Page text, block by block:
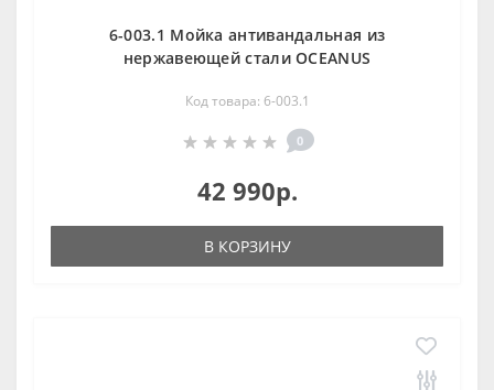
6-003.1 Мойка антивандальная из
нержавеющей стали OCEANUS
Код товара: 6-003.1
0
42 990р.
В КОРЗИНУ